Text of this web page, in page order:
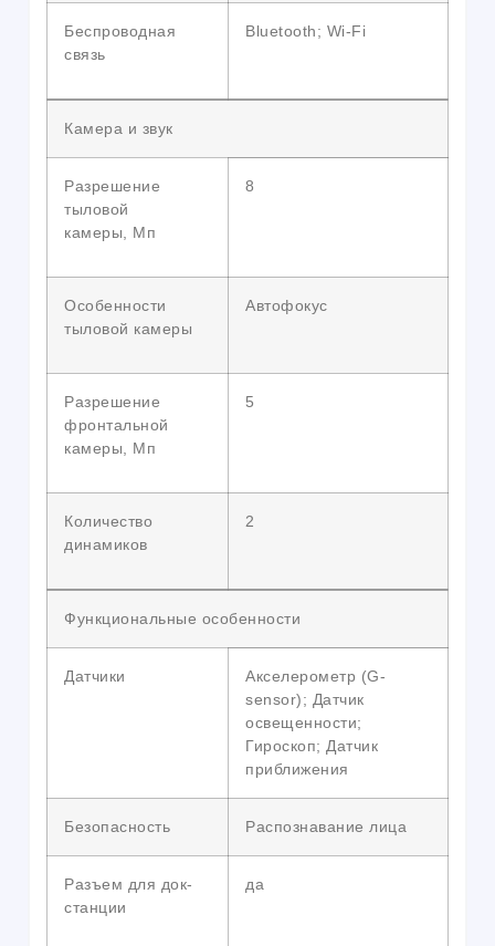
Беспроводная
связь
Bluetooth; Wi-Fi
Камера и звук
Разрешение
тыловой
камеры, Мп
8
Особенности
тыловой камеры
Автофокус
Разрешение
фронтальной
камеры, Мп
5
Количество
динамиков
2
Функциональные особенности
Датчики
Акселерометр (G-
sensor); Датчик
освещенности;
Гироскоп; Датчик
приближения
Безопасность Распознавание лица
Разъем для док-
станции
да